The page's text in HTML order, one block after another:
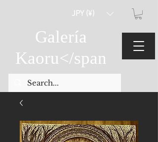
Galería
Kaoru</span
JPY (¥)